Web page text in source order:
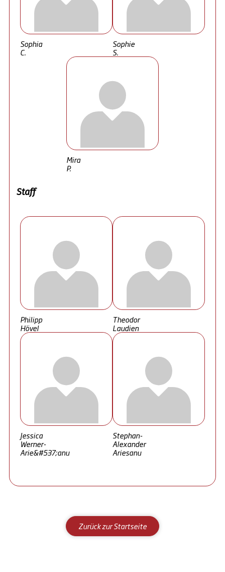
Sophia
C.
Sophie
S.
Mira
P.
Staff
Philipp
Hövel
Theodor
Laudien
Jessica
Werner-
Arie&#537;anu
Stephan-
Alexander
Ariesanu
Zurück zur Startseite